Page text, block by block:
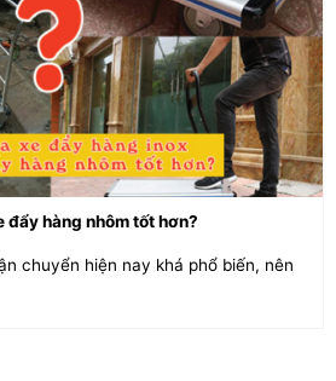
đẩy hàng nhôm tốt hơn?
chuyển hiện nay khá phổ biến, nên